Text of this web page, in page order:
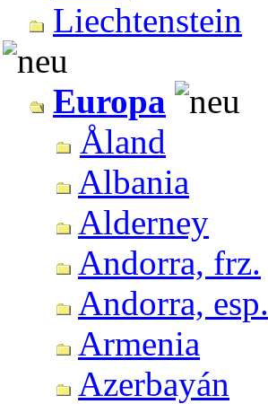
Liechtenstein
Europa
Åland
Albania
Alderney
Andorra, frz.
Andorra, esp.
Armenia
Azerbayán